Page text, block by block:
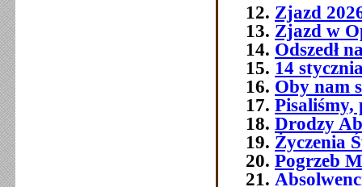
Zjazd
Zjazd w
Odszedł
14
Oby nam
Pisaliśmy,
Drodzy
Życzenia
Pogrzeb